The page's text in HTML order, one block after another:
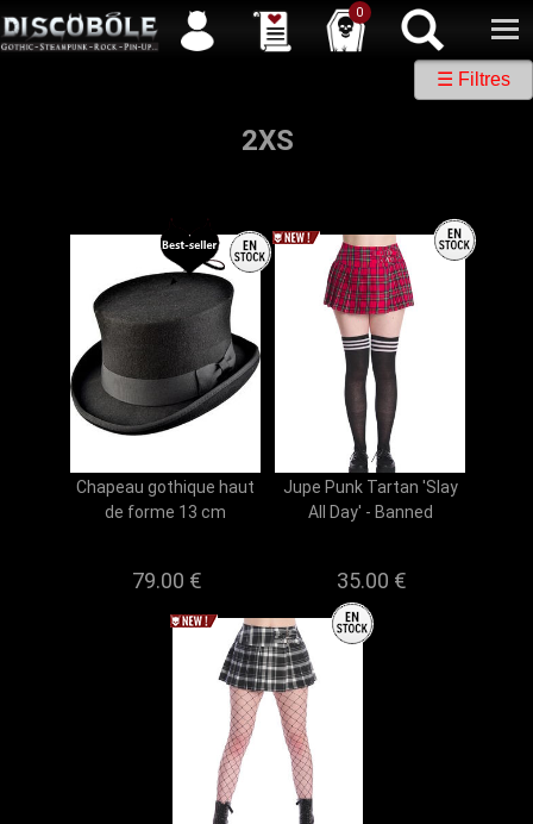
0
Service client 04 50 26 57 88 Newsletter | | Facebook
☰ Filtres
2XS
Chapeau gothique haut
de forme 13 cm
79.00 €
Jupe Punk Tartan 'Slay
All Day' - Banned
35.00 €